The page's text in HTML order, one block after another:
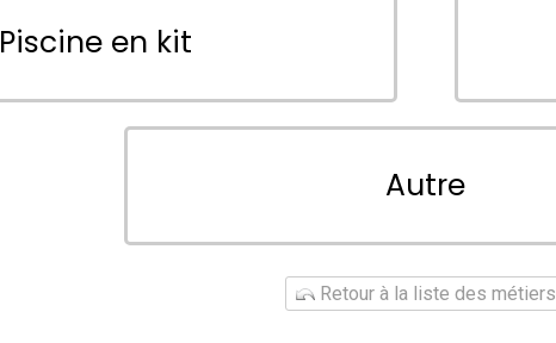
Piscine en kit
Autre
Retour à la liste des métiers